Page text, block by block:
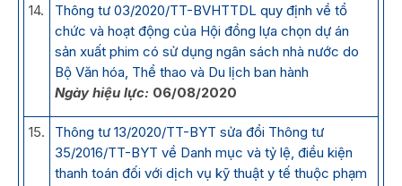
14.
Thông tư 03/2020/TT-BVHTTDL quy định về tổ
chức và hoạt động của Hội đồng lựa chọn dự án
sản xuất phim có sử dụng ngân sách nhà nước do
Bộ Văn hóa, Thể thao và Du lịch ban hành
Ngày hiệu lực: 06/08/2020
15.
Thông tư 13/2020/TT-BYT sửa đổi Thông tư
35/2016/TT-BYT về Danh mục và tỷ lệ, điều kiện
thanh toán đối với dịch vụ kỹ thuật y tế thuộc phạm